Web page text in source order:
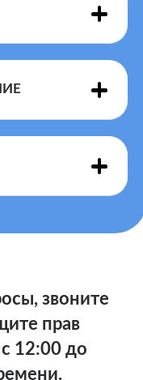
это
и
течение
нибудь не
нужно
–
звоните
прав
12:00 до